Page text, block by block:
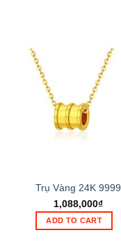
Trụ Vàng 24K 9999
1,088,000₫
ADD TO CART